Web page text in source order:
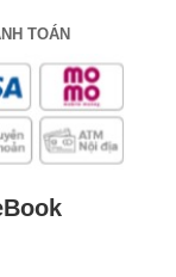
TOÁN